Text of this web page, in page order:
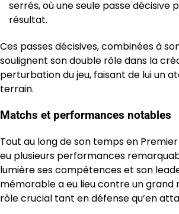
serrés, où une seule passe décisive
résultat.
Ces passes décisives, combinées à
soulignent son double rôle dans la
perturbation du jeu, faisant de lui un
terrain.
Matchs et performances notables
Tout au long de son temps en Premier
eu plusieurs performances
lumière ses compétences et son
mémorable a eu lieu contre un grand
rôle crucial tant en défense qu’en